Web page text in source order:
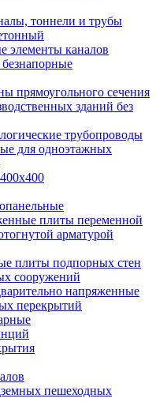
тоннели и трубы
элементы каналов
прямоугольного сечения
зданий без
трубопроводы
для одноэтажных
плиты переменной
арматурой
плиты подпорных стен
сооружений
напряженные
перекрытий
пешеходных